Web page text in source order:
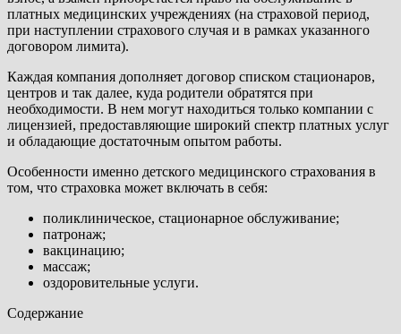
платных медицинских учреждениях (на страховой период,
при наступлении страхового случая и в рамках указанного
договором лимита).
Каждая компания дополняет договор списком стационаров,
центров и так далее, куда родители обратятся при
необходимости. В нем могут находиться только компании с
лицензией, предоставляющие широкий спектр платных услуг
и обладающие достаточным опытом работы.
Особенности именно детского медицинского страхования в
том, что страховка может включать в себя:
поликлиническое, стационарное обслуживание;
патронаж;
вакцинацию;
массаж;
оздоровительные услуги.
Содержание